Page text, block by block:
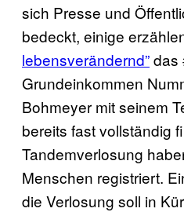
sich Presse und
bedeckt, einige
lebensverändernd”das
Grundeinkommen
Bohmeyer mit seinem
bereits fast vollständig
Tandemverlosung
Menschen registriert.
die Verlosung soll in